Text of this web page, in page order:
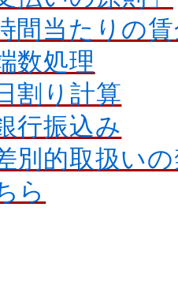
間当たりの
数処理
割り計算
行振込み
別的取扱い
ら